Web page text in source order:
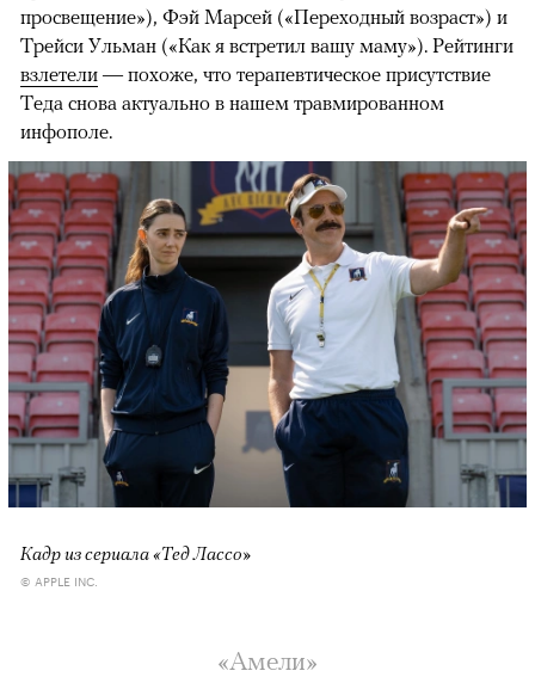
00:00 / 00:00
просвещение»), Фэй Марсей («Переходный возраст») и
Трейси Ульман («Как я встретил вашу маму»). Рейтинги
взлетели — похоже, что терапевтическое присутствие
Теда снова актуально в нашем травмированном
инфополе.
Кадр из сериала «Тед Лассо»
© APPLE INC.
«Амели»